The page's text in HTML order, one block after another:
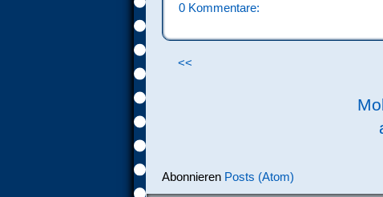
0 Kommentare:
<<
Abonnieren Posts (Atom)